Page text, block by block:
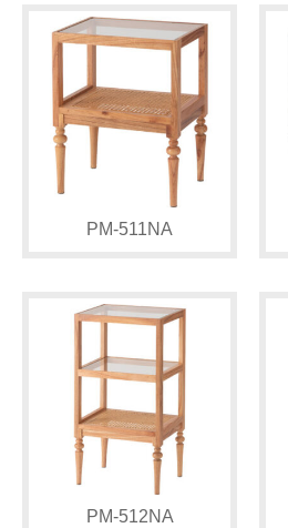
PM-511NA
PM-512NA